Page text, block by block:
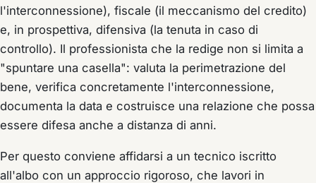
l'interconnessione), fiscale (il meccanismo del credito)
e, in prospettiva, difensiva (la tenuta in caso di
controllo). Il professionista che la redige non si limita a
"spuntare una casella": valuta la perimetrazione del
bene, verifica concretamente l'interconnessione,
documenta la data e costruisce una relazione che possa
essere difesa anche a distanza di anni.
Per questo conviene affidarsi a un tecnico iscritto
all'albo con un approccio rigoroso, che lavori in